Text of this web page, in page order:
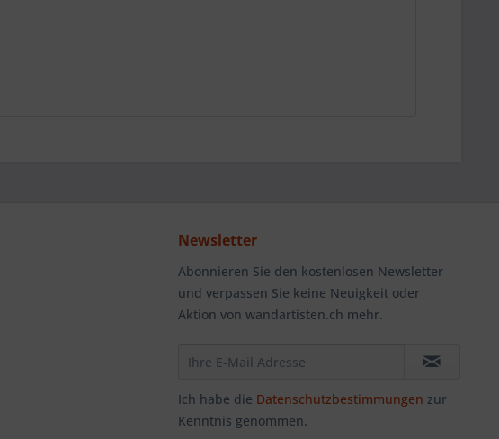
Newsletter
Abonnieren Sie den kostenlosen Newsletter
und verpassen Sie keine Neuigkeit oder
Aktion von wandartisten.ch mehr.
Ich habe die Datenschutzbestimmungen zur
Kenntnis genommen.